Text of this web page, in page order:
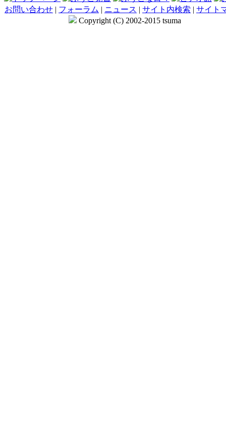
お問い合わせ | フォーラム | ニュース | サイト内検索 | サイト
Copyright (C) 2002-2015 tsuma